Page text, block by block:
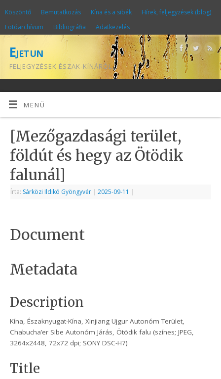
Köszöntő Bemutatkozás Kína és a sibék
Hírek, feljegyzések (blog)
Fotóarchívum
Bibliográfia Adatkezelés
Ejetun
FELJEGYZÉSEK ÉSZAK-KÍNÁRÓL
MENÜ
[Mezőgazdasági terület,
földút és hegy az Ötödik
falunál]
Írta: Sárközi Ildikó Gyöngyvér | 2025-09-11 |
Document
Metadata
Description
Kína, Északnyugat-Kína, Xinjiang Ujgur Autonóm Terület,
Chabucha’er Sibe Autonóm Járás, Ötödik falu (színes; JPEG,
3264x2448, 72x72 dpi; SONY DSC-H7)
Title